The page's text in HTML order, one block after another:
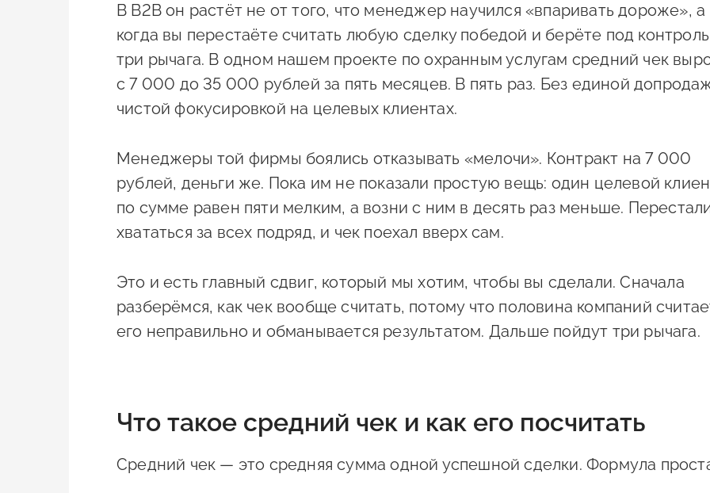
В B2B он растёт не от того, что менеджер научился «впаривать дороже», а
когда вы перестаёте считать любую сделку победой и берёте под контроль
три рычага. В одном нашем проекте по охранным услугам средний чек
с 7 000 до 35 000 рублей за пять месяцев. В пять раз. Без единой
чистой фокусировкой на целевых клиентах.
Менеджеры той фирмы боялись отказывать «мелочи». Контракт на 7 000
рублей, деньги же. Пока им не показали простую вещь: один целевой
по сумме равен пяти мелким, а возни с ним в десять раз меньше.
хвататься за всех подряд, и чек поехал вверх сам.
Это и есть главный сдвиг, который мы хотим, чтобы вы сделали. Сначала
разберёмся, как чек вообще считать, потому что половина компаний
его неправильно и обманывается результатом. Дальше пойдут три рычага.
Что такое средний чек и как его посчитать
Средний чек — это средняя сумма одной успешной сделки. Формула